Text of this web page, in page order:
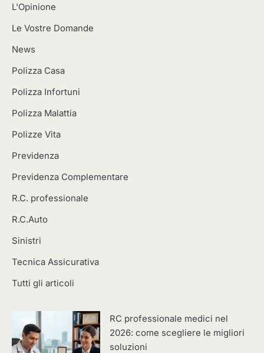
L'Opinione
Le Vostre Domande
News
Polizza Casa
Polizza Infortuni
Polizza Malattia
Polizze Vita
Previdenza
Previdenza Complementare
R.C. professionale
R.C.Auto
Sinistri
Tecnica Assicurativa
Tutti gli articoli
RC professionale medici nel
2026: come scegliere le migliori
soluzioni